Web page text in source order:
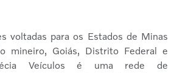
voltadas para os Estados de Minas
mineiro, Goiás, Distrito Federal e
Veículos é uma rede de